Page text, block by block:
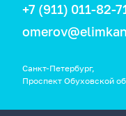
+7 (911) 011-82-
Санкт-Петербург,
Проспект Обуховской